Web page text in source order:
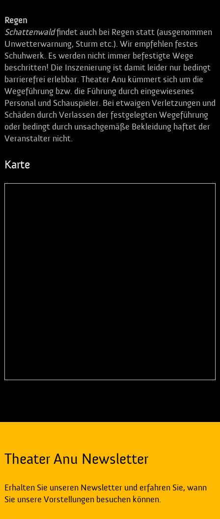
Regen
Schattenwaldfindet auch bei Regen statt (ausgenommen
Unwetterwarnung, Sturm etc.). Wir empfehlen festes
Schuhwerk. Es werden nicht immer befestigte Wege
beschritten! Die Inszenierung ist damit leider nur bedingt
barrierefrei erlebbar. Theater Anu kümmert sich um die
Wegeführung bzw. die Führung durch eingewiesenes
Personal und Schauspieler. Bei etwaigen Verletzungen und
Schäden durch Verlassen der festgelegten Wegeführung
oder bedingt durch unsachgemäße Bekleidung haftet der
Veranstalter nicht.
Karte
Theater Anu Newsletter
Erhalten Sie unseren Newsletter und erfahren Sie, wann
Sie unsere Vorstellungen besuchen können.